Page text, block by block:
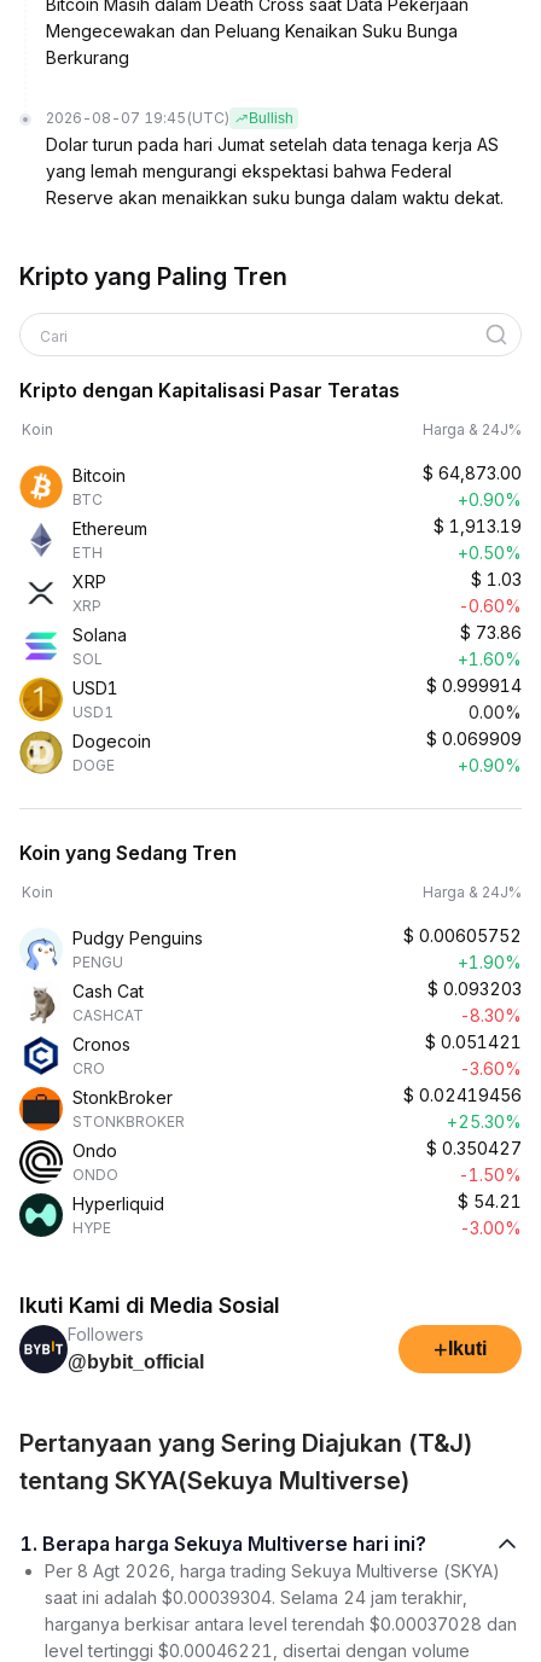
Bitcoin Masih dalam Death Cross saat Data Pekerjaan
Mengecewakan dan Peluang Kenaikan Suku Bunga
Berkurang
2026-08-07 19:45 (UTC) Bullish
Dolar turun pada hari Jumat setelah data tenaga kerja AS
yang lemah mengurangi ekspektasi bahwa Federal
Reserve akan menaikkan suku bunga dalam waktu dekat.
Kripto yang Paling Tren
Cari
Kripto dengan Kapitalisasi Pasar Teratas
Koin Harga & 24J%
Bitcoin
BTC
$ 64,873.00
+0.90%
Ethereum
ETH
$ 1,913.19
+0.50%
XRP
XRP
$ 1.03
-0.60%
Solana
SOL
$ 73.86
+1.60%
USD1
USD1
$ 0.999914
0.00%
Dogecoin
DOGE
$ 0.069909
+0.90%
Koin yang Sedang Tren
Koin Harga & 24J%
Pudgy Penguins
PENGU
$ 0.00605752
+1.90%
Cash Cat
CASHCAT
$ 0.093203
-8.30%
Cronos
CRO
$ 0.051421
-3.60%
StonkBroker
STONKBROKER
$ 0.02419456
+25.30%
Ondo
ONDO
$ 0.350427
-1.50%
Hyperliquid
HYPE
$ 54.21
-3.00%
Ikuti Kami di Media Sosial
Followers
@bybit_official
+ Ikuti
Pertanyaan yang Sering Diajukan (T&J)
tentang SKYA(Sekuya Multiverse)
1. Berapa harga Sekuya Multiverse hari ini?
Per 8 Agt 2026, harga trading Sekuya Multiverse (SKYA)
saat ini adalah $0.00039304. Selama 24 jam terakhir,
harganya berkisar antara level terendah $0.00037028 dan
level tertinggi $0.00046221, disertai dengan volume